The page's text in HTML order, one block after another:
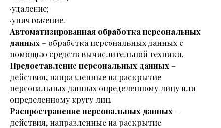
·удаление;
·уничтожение.
Автоматизированная обработка персональных
данных – обработка персональных данных с
помощью средств вычислительной техники.
Предоставление персональных данных –
действия, направленные на раскрытие
персональных данных определенному лицу или
определенному кругу лиц.
Распространение персональных данных –
действия, направленные на раскрытие